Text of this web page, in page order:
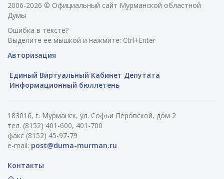
2006-2026 © Официальный сайт Мурманской областной
Думы
Ошибка в тексте?
Выделите ее мышкой и нажмите: Ctrl+Enter
Авторизация
Единый Виртуальный Кабинет Депутата
Информационный бюллетень
183016, г. Мурманск, ул. Софьи Перовской, дом 2
тел. (8152) 401-600, 401-700
факс (8152) 45-97-79
e-mail: post@duma-murman.ru
Контакты